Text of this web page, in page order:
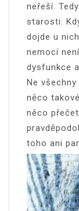
neřeší.
starosti.
dojde u
nemocí
dysfunkce
Ne
něco
něco
toho ani